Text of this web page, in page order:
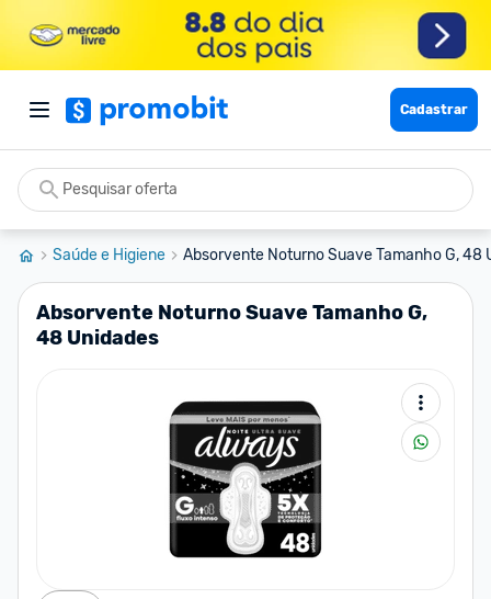
Cadastrar
Saúde e Higiene Absorvente Noturno Suave Tamanho G, 48
Absorvente Noturno Suave Tamanho G,
48 Unidades